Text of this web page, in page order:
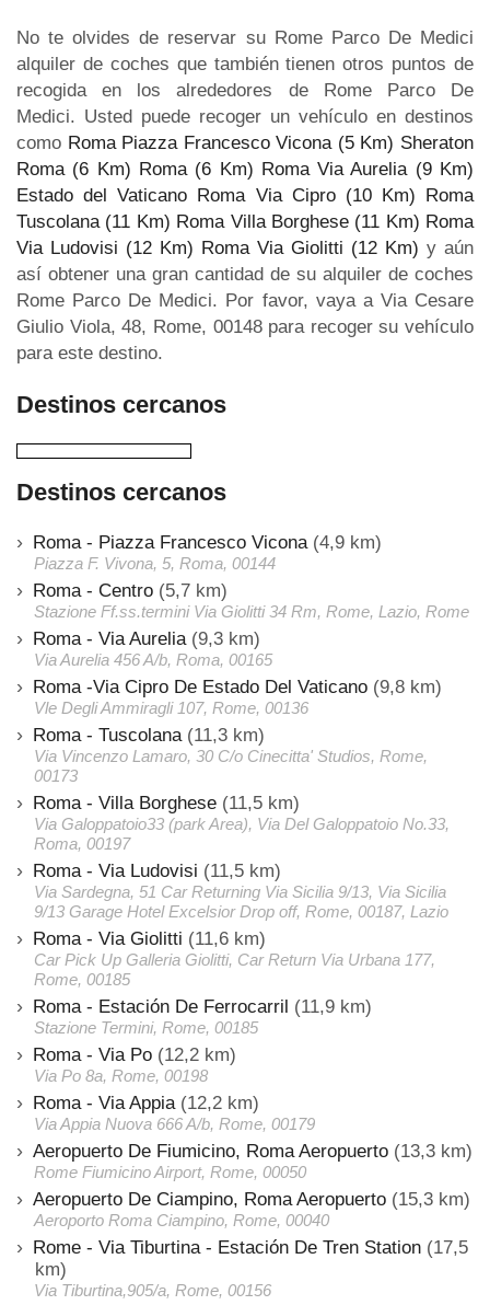
No te olvides de reservar su Rome Parco De Medici
alquiler de coches que también tienen otros puntos de
recogida en los alrededores de Rome Parco De
Medici. Usted puede recoger un vehículo en destinos
como Roma Piazza Francesco Vicona (5 Km) Sheraton
Roma (6 Km) Roma (6 Km) Roma Via Aurelia (9 Km)
Estado del Vaticano Roma Via Cipro (10 Km) Roma
Tuscolana (11 Km) Roma Villa Borghese (11 Km) Roma
Via Ludovisi (12 Km) Roma Via Giolitti (12 Km) y aún
así obtener una gran cantidad de su alquiler de coches
Rome Parco De Medici. Por favor, vaya a Via Cesare
Giulio Viola, 48, Rome, 00148 para recoger su vehículo
para este destino.
Destinos cercanos
Destinos cercanos
Roma - Piazza Francesco Vicona (4,9 km)
Piazza F. Vivona, 5, Roma, 00144
Roma - Centro (5,7 km)
Stazione Ff.ss.termini Via Giolitti 34 Rm, Rome, Lazio, Rome
Roma - Via Aurelia (9,3 km)
Via Aurelia 456 A/b, Roma, 00165
Roma -Via Cipro De Estado Del Vaticano (9,8 km)
Vle Degli Ammiragli 107, Rome, 00136
Roma - Tuscolana (11,3 km)
Via Vincenzo Lamaro, 30 C/o Cinecitta' Studios, Rome,
00173
Roma - Villa Borghese (11,5 km)
Via Galoppatoio33 (park Area), Via Del Galoppatoio No.33,
Roma, 00197
Roma - Via Ludovisi (11,5 km)
Via Sardegna, 51 Car Returning Via Sicilia 9/13, Via Sicilia
9/13 Garage Hotel Excelsior Drop off, Rome, 00187, Lazio
Roma - Via Giolitti (11,6 km)
Car Pick Up Galleria Giolitti, Car Return Via Urbana 177,
Rome, 00185
Roma - Estación De Ferrocarril (11,9 km)
Stazione Termini, Rome, 00185
Roma - Via Po (12,2 km)
Via Po 8a, Rome, 00198
Roma - Via Appia (12,2 km)
Via Appia Nuova 666 A/b, Rome, 00179
Aeropuerto De Fiumicino, Roma Aeropuerto (13,3 km)
Rome Fiumicino Airport, Rome, 00050
Aeropuerto De Ciampino, Roma Aeropuerto (15,3 km)
Aeroporto Roma Ciampino, Rome, 00040
Rome - Via Tiburtina - Estación De Tren Station (17,5
km)
Via Tiburtina,905/a, Rome, 00156